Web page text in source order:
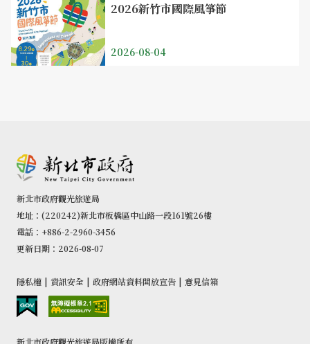
2026新竹市國際風箏節
2026-08-04
新北市政府觀光旅遊局
地址：(220242)新北市板橋區中山路一段161號26樓
電話：+886-2-2960-3456
更新日期：2026-08-07
隱私權 | 資訊安全 | 政府網站資料開放宣告 | 意見信箱
新北市政府觀光旅遊局版權所有